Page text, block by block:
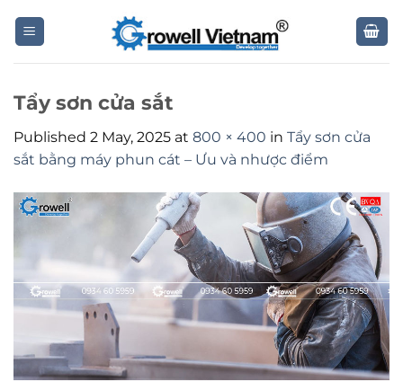
Tẩy sơn cửa sắt
Published 2 May, 2025 at 800 × 400 in Tẩy sơn cửa
sắt bằng máy phun cát – Ưu và nhược điểm